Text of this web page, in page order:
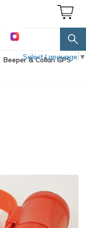
Select Language ▼
Beeper & Collari GPS